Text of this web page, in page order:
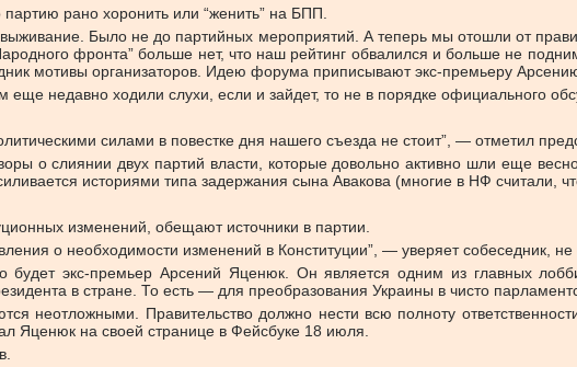
рано хоронить или “женить” на БПП.
Было не до партийных мероприятий. А теперь мы отошли от
фронта” больше нет, что наш рейтинг обвалился и больше не
мотивы организаторов. Идею форума приписывают экс-премьеру
недавно ходили слухи, если и зайдет, то не в порядке официального
силами в повестке дня нашего съезда не стоит”, — отметил
о слиянии двух партий власти, которые довольно активно шли еще
историями типа задержания сына Авакова (многие в НФ считали,
изменений, обещают источники в партии.
о необходимости изменений в Конституции”, — уверяет собеседник, не
будет экс-премьер Арсений Яценюк. Он является одним из главных
в стране. То есть — для преобразования Украины в чисто
неотложными. Правительство должно нести всю полноту
Яценюк на своей странице в Фейсбуке 18 июля.